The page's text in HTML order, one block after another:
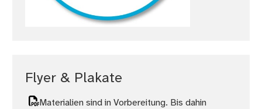
Flyer & Plakate
Materialien sind in Vorbereitung. Bis dahin